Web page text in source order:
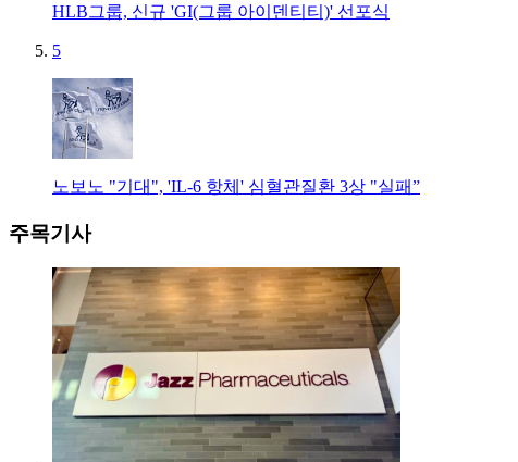
HLB그룹, 신규 'GI(그룹 아이덴티티)' 선포식
5
노보노 "기대", 'IL-6 항체' 심혈관질환 3상 "실패”
주목기사